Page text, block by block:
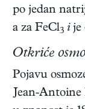
po jedan
a za FeCl3 ije
Otkriće
Pojavu
Jean-Antoine